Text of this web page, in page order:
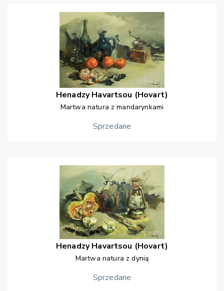
Henadzy Havartsou (Hovart)
Martwa natura z mandarynkami
Sprzedane
Henadzy Havartsou (Hovart)
Martwa natura z dynią
Sprzedane